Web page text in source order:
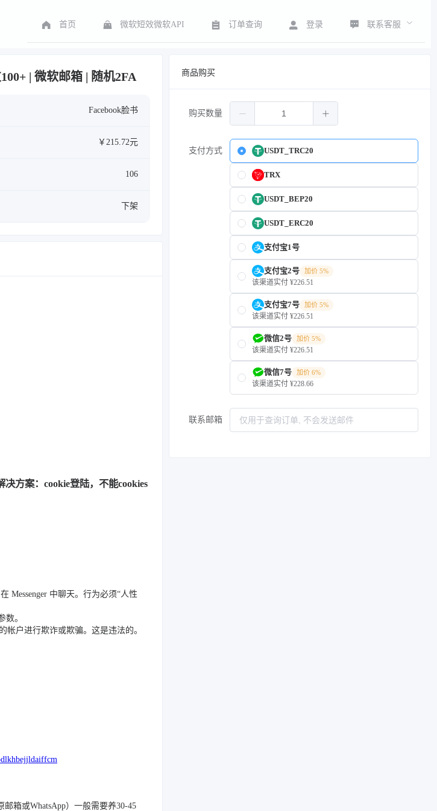
首页 微软短效微软API 订单查询 登录 联系客服
| 微软邮箱 | 随机2FA
Facebook脸书
￥215.72元
106
下架
方案：cookie登陆，不能cookies
Messenger 中聊天。行为必须“人性
数。
户进行欺诈或欺骗。这是违法的。
箱或WhatsApp）一般需要养30-45
商品购买
购买数量
支付方式 USDT_TRC20
TRX
USDT_BEP20
USDT_ERC20
支付宝1号
支付宝2号 加价 5%
该渠道实付 ¥226.51
支付宝7号 加价 5%
该渠道实付 ¥226.51
微信2号 加价 5%
该渠道实付 ¥226.51
微信7号 加价 6%
该渠道实付 ¥228.66
联系邮箱